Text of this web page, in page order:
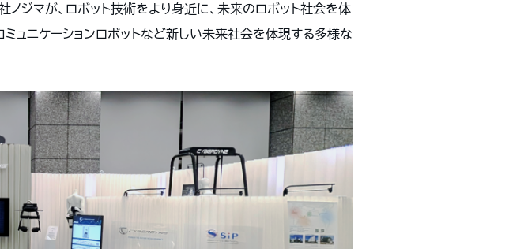
ジマが、ロボット技術をより身近に、未来のロボット社会を体
ュニケーションロボットなど新しい未来社会を体現する多様な